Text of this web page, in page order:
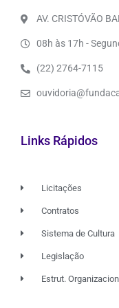
AV. CRISTÓVÃO
08h às 17h -
(22) 2764-7115
Links Rápidos
Licitações
Contratos
Sistema de Cultura
Legislação
Estrut.